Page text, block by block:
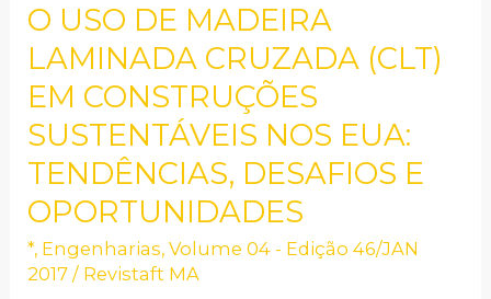
O USO DE MADEIRA
LAMINADA CRUZADA (CLT)
EM CONSTRUÇÕES
SUSTENTÁVEIS NOS EUA:
TENDÊNCIAS, DESAFIOS E
OPORTUNIDADES
*, Engenharias,Volume 04 - Edição 46/JAN
2017 / Revistaft MA
O
USO
DE
MADEIRA
LAMINADA
CRUZADA
(CLT)
EM
CONSTRUÇÕES